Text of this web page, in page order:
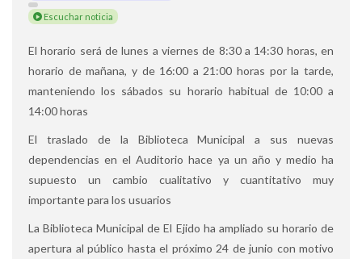
Escuchar noticia
El horario será de lunes a viernes de 8:30 a 14:30 horas, en
horario de mañana, y de 16:00 a 21:00 horas por la tarde,
manteniendo los sábados su horario habitual de 10:00 a
14:00 horas
El traslado de la Biblioteca Municipal a sus nuevas
dependencias en el Auditorio hace ya un año y medio ha
supuesto un cambio cualitativo y cuantitativo muy
importante para los usuarios
La Biblioteca Municipal de El Ejido ha ampliado su horario de
apertura al público hasta el próximo 24 de junio con motivo